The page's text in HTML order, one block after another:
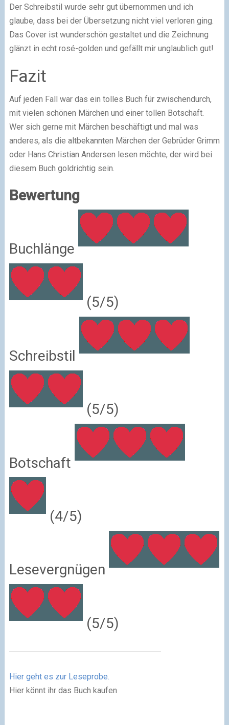
Der Schreibstil wurde sehr gut übernommen und ich
glaube, dass bei der Übersetzung nicht viel verloren ging.
Das Cover ist wunderschön gestaltet und die Zeichnung
glänzt in echt rosé-golden und gefällt mir unglaublich gut!
Fazit
Auf jeden Fall war das ein tolles Buch für zwischendurch,
mit vielen schönen Märchen und einer tollen Botschaft.
Wer sich gerne mit Märchen beschäftigt und mal was
anderes, als die altbekannten Märchen der Gebrüder Grimm
oder Hans Christian Andersen lesen möchte, der wird bei
diesem Buch goldrichtig sein.
Bewertung
Buchlänge
(5/5)
Schreibstil
(5/5)
Botschaft
(4/5)
Lesevergnügen
(5/5)
Hier geht es zur Leseprobe.
Hier könnt ihr das Buch kaufen